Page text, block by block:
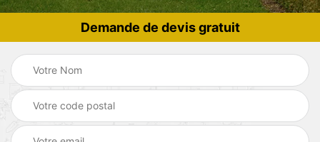
Demande de devis gratuit